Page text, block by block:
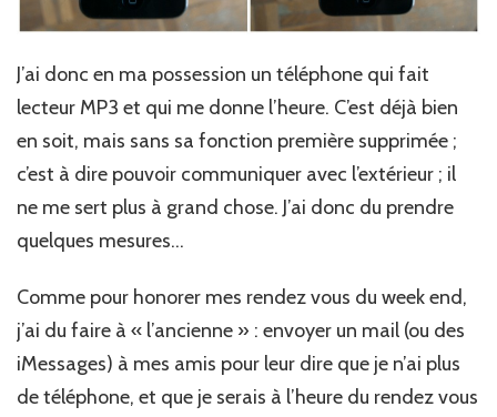
J’ai donc en ma possession un téléphone qui fait
lecteur MP3 et qui me donne l’heure. C’est déjà bien
en soit, mais sans sa fonction première supprimée ;
c’est à dire pouvoir communiquer avec l’extérieur ; il
ne me sert plus à grand chose. J’ai donc du prendre
quelques mesures…
Comme pour honorer mes rendez vous du week end,
j’ai du faire à « l’ancienne » : envoyer un mail (ou des
iMessages) à mes amis pour leur dire que je n’ai plus
de téléphone, et que je serais à l’heure du rendez vous